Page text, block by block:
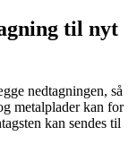
til nyt
nedtagningen, så
metalplader kan for
kan sendes til